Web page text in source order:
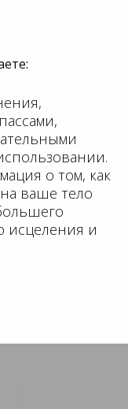
о том, как
ваше тело
исцеления и